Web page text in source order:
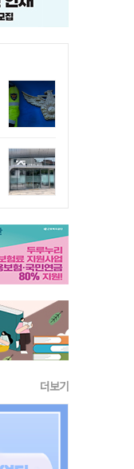
더보기